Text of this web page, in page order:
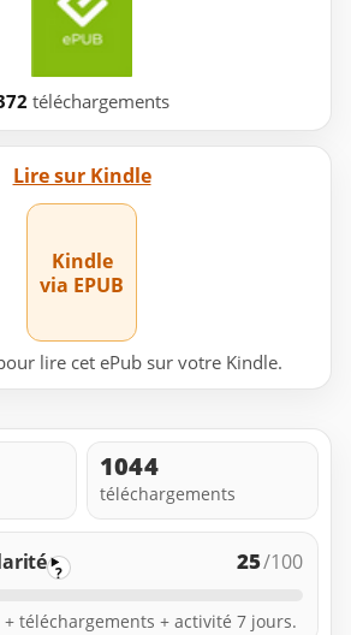
téléchargements
Lire sur Kindle
Kindle
via EPUB
lire cet ePub sur votre Kindle.
1044
téléchargements
? 25/100
+ téléchargements + activité 7 jours.